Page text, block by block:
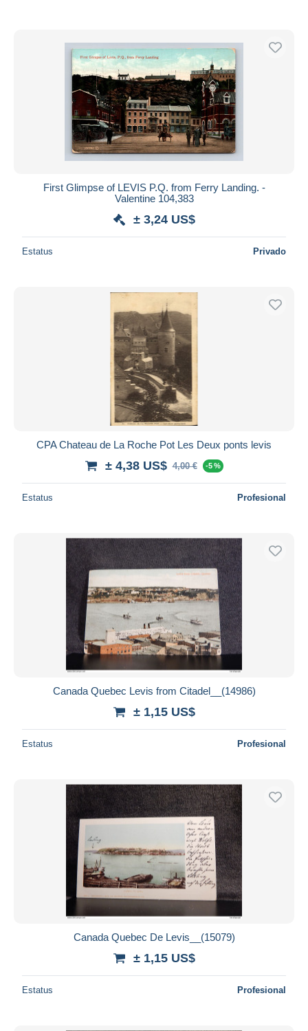
First Glimpse of LEVIS P.Q. from Ferry Landing. -
Valentine 104,383
± 3,24 US$
Estatus Privado
CPA Chateau de La Roche Pot Les Deux ponts levis
± 4,38 US$ 4,00 € -5 %
Estatus Profesional
Canada Quebec Levis from Citadel__(14986)
± 1,15 US$
Estatus Profesional
Canada Quebec De Levis__(15079)
± 1,15 US$
Estatus Profesional